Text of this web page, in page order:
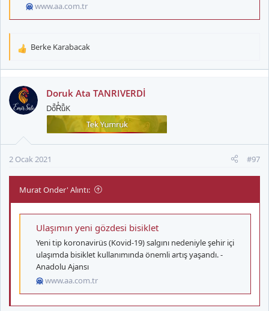
www.aa.com.tr
T
k
l
Berke Karabacak
Doruk Ata TANRIVERDİ
DoͣRͭuͣK
2 Ocak 2021 #97
Murat Onder' Alıntı:
Ulaşımın yeni gözdesi bisiklet
Yeni tip koronavirüs (Kovid-19) salgını nedeniyle şehir içi
ulaşımda bisiklet kullanımında önemli artış yaşandı. -
Anadolu Ajansı
www.aa.com.tr